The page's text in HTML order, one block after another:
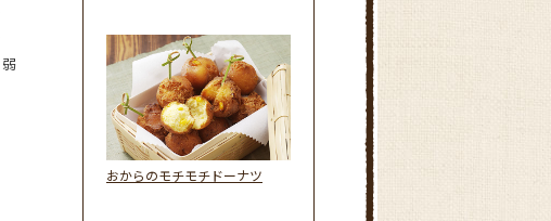
おからのモチモチドーナツ